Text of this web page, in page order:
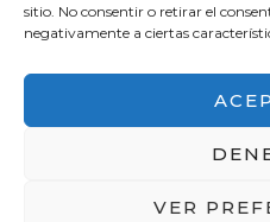
sitio. No consentir o retirar el
negativamente a ciertas
VER
@ 2025 Diseñado byClicacs.com
Financiado por la Unión